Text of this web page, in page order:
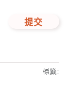
提交
標籤: